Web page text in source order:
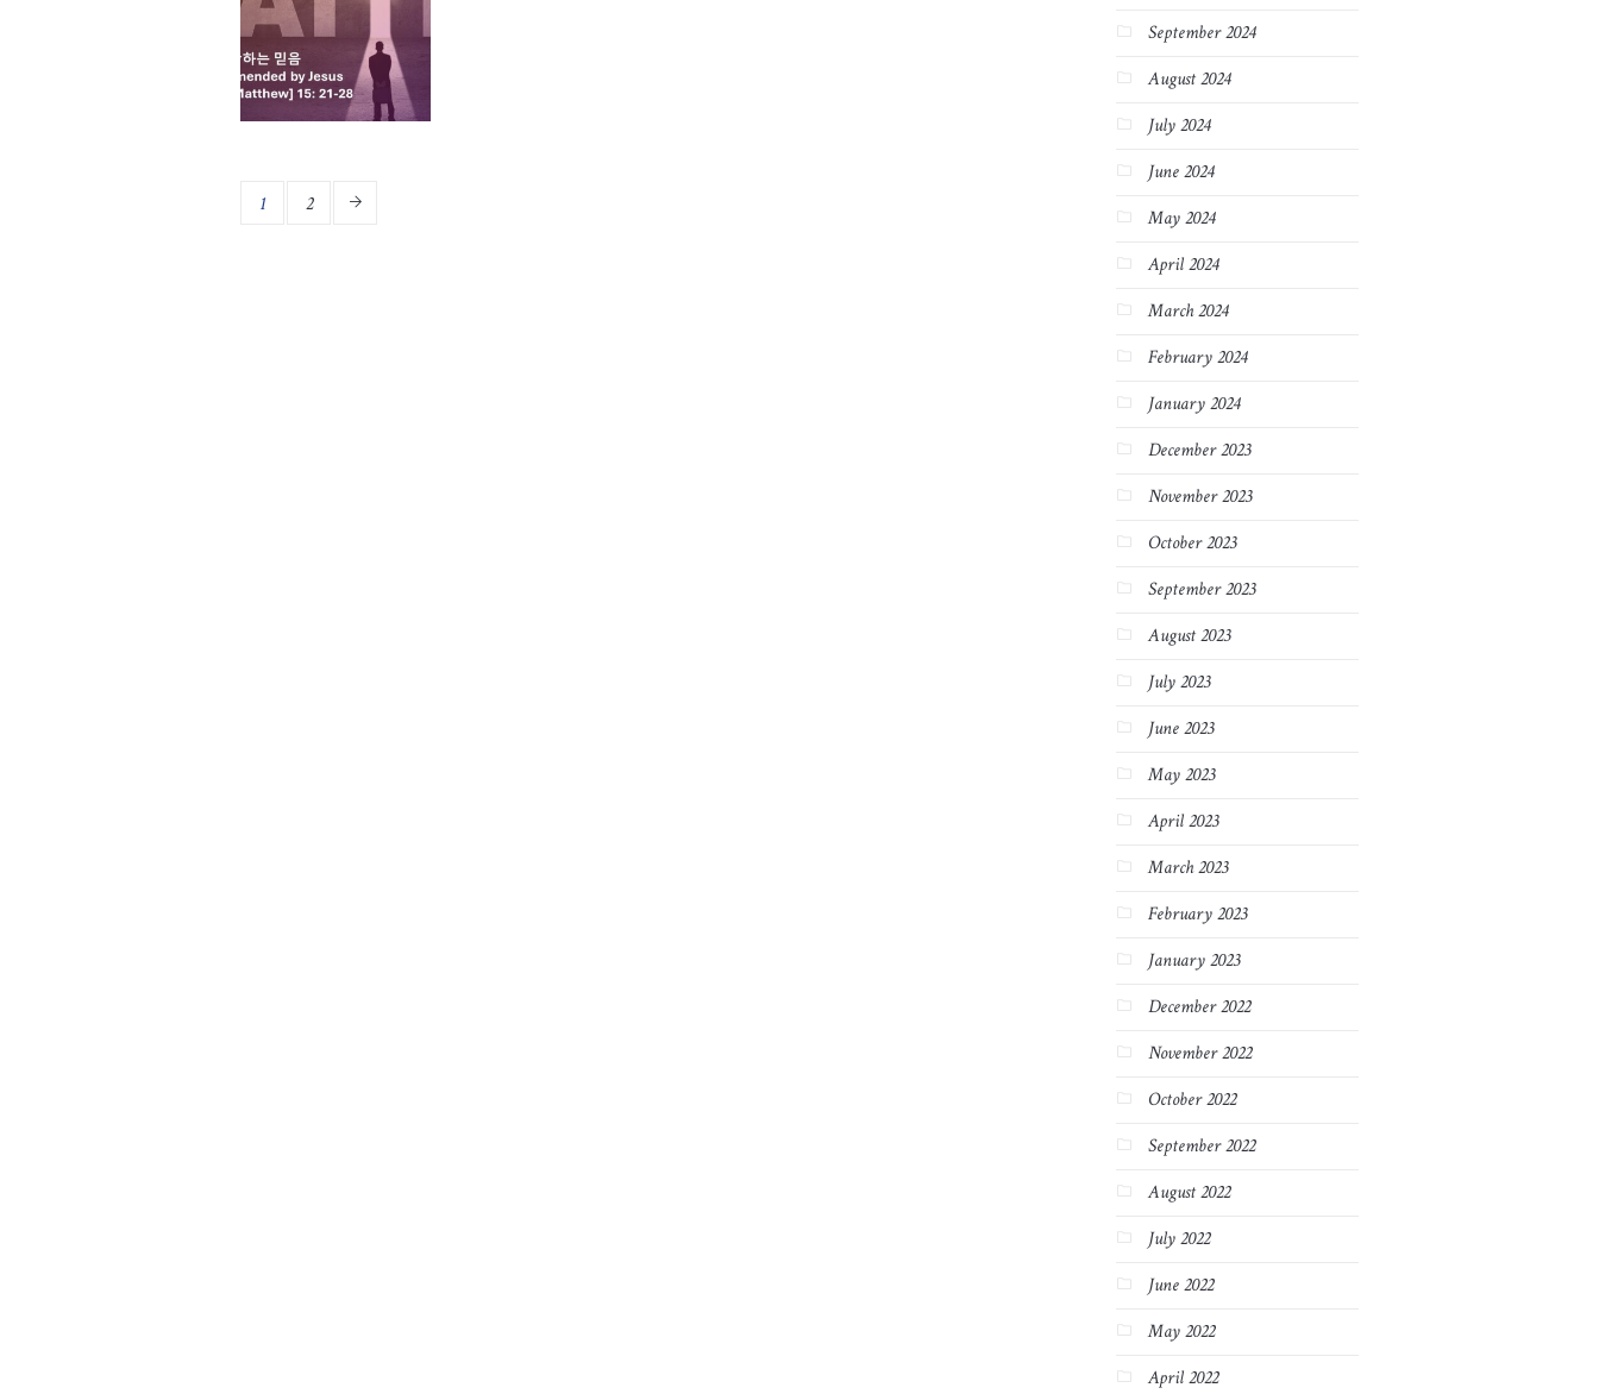
1 2
September 2024
August 2024
July 2024
June 2024
May 2024
April 2024
March 2024
February 2024
January 2024
December 2023
November 2023
October 2023
September 2023
August 2023
July 2023
June 2023
May 2023
April 2023
March 2023
February 2023
January 2023
December 2022
November 2022
October 2022
September 2022
August 2022
July 2022
June 2022
May 2022
April 2022